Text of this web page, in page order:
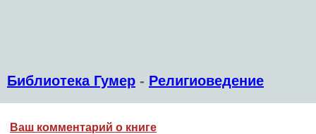
Библиотека Гумер - Религиоведение
Ваш комментарий о книге